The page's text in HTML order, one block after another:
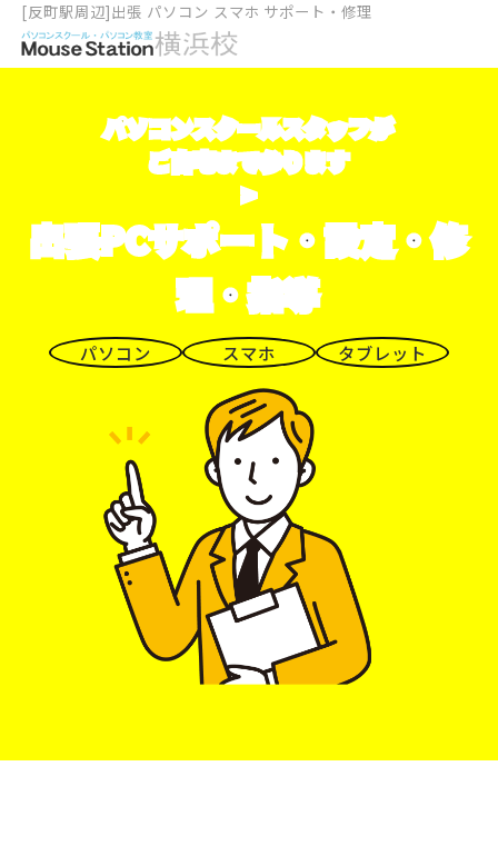
[反町駅周辺]出張 パソコン スマホ サポート・修理
パソコンスクールスタッフが
ご自宅まで参ります
>
出張PCサポート・設定・修
理・指導
パソコン スマホ タブレット